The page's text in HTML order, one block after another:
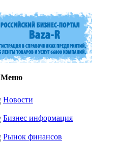
Меню
Новости
Бизнес информация
Рынок финансов